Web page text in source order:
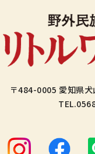
〒484-0005 愛知県
TEL.